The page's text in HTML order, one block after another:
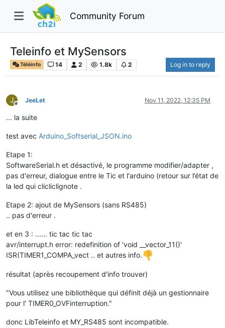
Community Forum
Teleinfo et MySensors
Téléinfo 14 2 1.8k 2 Log in to reply
J
Offline
JeeLet Nov 11, 2022, 12:35 PM
... la suite
test avec Arduino_Softserial_JSON.ino
Etape 1:
SoftwareSerial.h et désactivé, le programme modifier/adapter ,
pas d'erreur, dialogue entre le Tic et l'arduino (retour sur l’état de
la led qui clicliclignote .
Etape 2: ajout de MySensors (sans RS485)
.. pas d'erreur .
et en 3 : ...... tic tac tic tac
avr/interrupt.h error: redefinition of 'void __vector_11()'
ISR(TIMER1_COMPA_vect .. et autres info.
résultat (après recoupement d'info trouver)
"Vous utilisez une bibliothèque qui définit déjà un gestionnaire
pour l' TIMER0_OVFinterruption."
donc LibTeleinfo et MY_RS485 sont incompatible.